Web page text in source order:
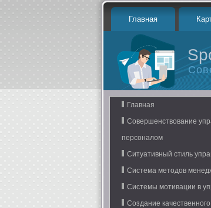
Главная
Главная
Совершенствование
персоналом
Ситуативный стиль
Система методов
Системы мотивации в
Создание качественного